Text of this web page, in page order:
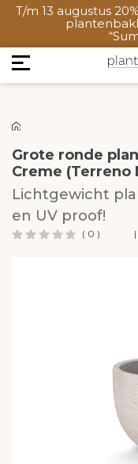
T/m 13 augustus
Grote ronde
Creme (Terreno
Lichtgewicht
en UV proof!
( 0 ) |